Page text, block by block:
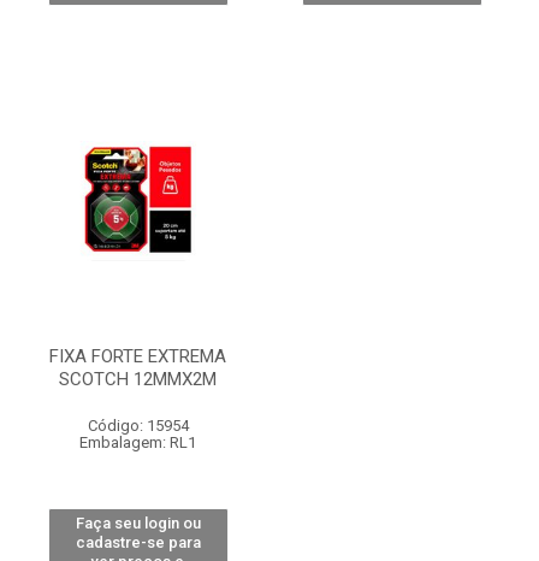
FIXA FORTE EXTREMA
SCOTCH 12MMX2M
Código: 15954
Embalagem: RL1
Faça seu login ou
cadastre-se para